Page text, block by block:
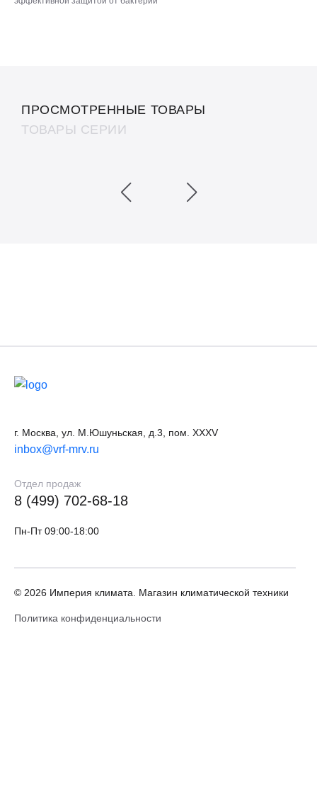
ПРОСМОТРЕННЫЕ ТОВАРЫ
ТОВАРЫ СЕРИИ
г. Москва, ул. М.Юшуньская, д.3, пом. XXXV
inbox@vrf-mrv.ru
Отдел продаж
8 (499) 702-68-18
Пн-Пт 09:00-18:00
© 2026 Империя климата. Магазин климатической техники
Политика конфиденциальности